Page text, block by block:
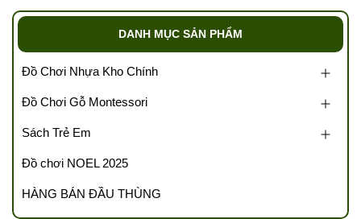
0989.286.991
💌 Tổng kho Tutikids
https://tongkhotutikids.com/
Tags: Tổng kho đồ chơi, sỉ đồ chơi trẻ em, kho đồ chơi trẻ em,
buôn bán đồ chơi trẻ em, kho sỉ đồ chơi, xưởng đồ chơi, kho
DANH MỤC SẢN PHẨM
Đồ Chơi Nhựa Kho Chính
Đồ Chơi Gỗ Montessori
Sách Trẻ Em
Đồ chơi NOEL 2025
HÀNG BÁN ĐẦU THÙNG